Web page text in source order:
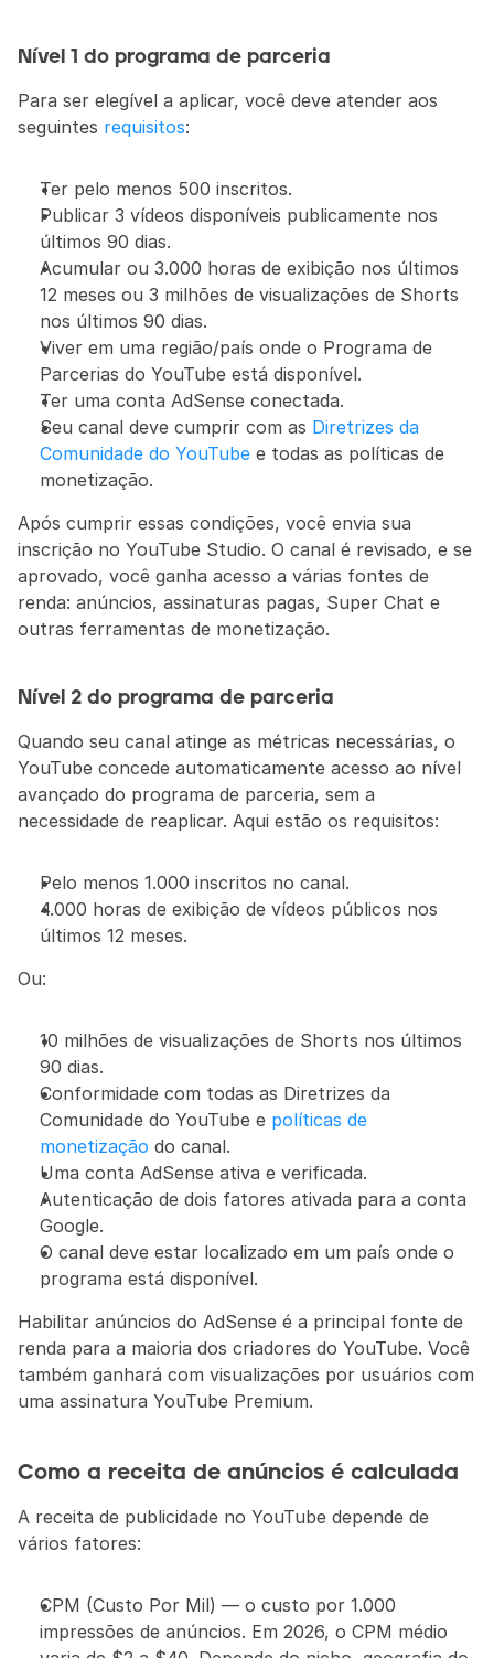
Nível 1 do programa de parceria
Para ser elegível a aplicar, você deve atender aos
seguintes requisitos:
Ter pelo menos 500 inscritos.
Publicar 3 vídeos disponíveis publicamente nos
últimos 90 dias.
Acumular ou 3.000 horas de exibição nos últimos
12 meses ou 3 milhões de visualizações de Shorts
nos últimos 90 dias.
Viver em uma região/país onde o Programa de
Parcerias do YouTube está disponível.
Ter uma conta AdSense conectada.
Seu canal deve cumprir com as Diretrizes da
Comunidade do YouTube e todas as políticas de
monetização.
Após cumprir essas condições, você envia sua
inscrição no YouTube Studio. O canal é revisado, e se
aprovado, você ganha acesso a várias fontes de
renda: anúncios, assinaturas pagas, Super Chat e
outras ferramentas de monetização.
Nível 2 do programa de parceria
Quando seu canal atinge as métricas necessárias, o
YouTube concede automaticamente acesso ao nível
avançado do programa de parceria, sem a
necessidade de reaplicar. Aqui estão os requisitos:
Pelo menos 1.000 inscritos no canal.
4.000 horas de exibição de vídeos públicos nos
últimos 12 meses.
Ou:
10 milhões de visualizações de Shorts nos últimos
90 dias.
Conformidade com todas as Diretrizes da
Comunidade do YouTube e políticas de
monetização do canal.
Uma conta AdSense ativa e verificada.
Autenticação de dois fatores ativada para a conta
Google.
O canal deve estar localizado em um país onde o
programa está disponível.
Habilitar anúncios do AdSense é a principal fonte de
renda para a maioria dos criadores do YouTube. Você
também ganhará com visualizações por usuários com
uma assinatura YouTube Premium.
Como a receita de anúncios é calculada
A receita de publicidade no YouTube depende de
vários fatores:
CPM (Custo Por Mil) — o custo por 1.000
impressões de anúncios. Em 2026, o CPM médio